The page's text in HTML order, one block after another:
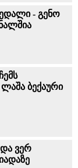
- გენო
ბექაური
ვერ